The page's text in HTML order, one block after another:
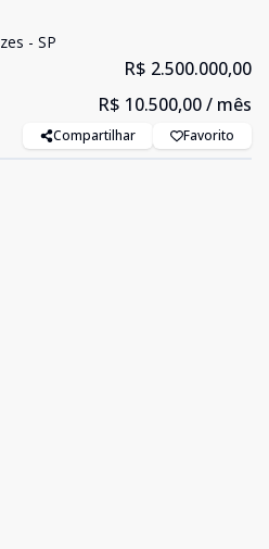
- SP
R$ 2.500.000,00
R$ 10.500,00/ mês
Compartilhar Favorito